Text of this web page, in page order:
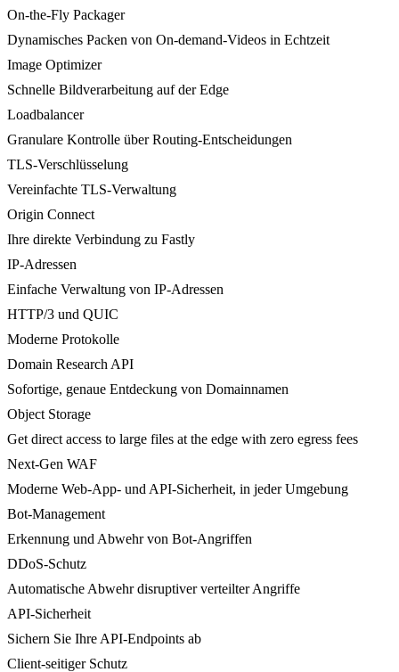
On-the-Fly Packager
Dynamisches Packen von On-demand-Videos in Echtzeit
Image Optimizer
Schnelle Bildverarbeitung auf der Edge
Loadbalancer
Granulare Kontrolle über Routing-Entscheidungen
TLS-Verschlüsselung
Vereinfachte TLS-Verwaltung
Origin Connect
Ihre direkte Verbindung zu Fastly
IP-Adressen
Einfache Verwaltung von IP-Adressen
HTTP/3 und QUIC
Moderne Protokolle
Domain Research API
Sofortige, genaue Entdeckung von Domainnamen
Object Storage
Get direct access to large files at the edge with zero egress fees
Next-Gen WAF
Moderne Web-App- und API-Sicherheit, in jeder Umgebung
Bot-Management
Erkennung und Abwehr von Bot-Angriffen
DDoS-Schutz
Automatische Abwehr disruptiver verteilter Angriffe
API-Sicherheit
Sichern Sie Ihre API-Endpoints ab
Client-seitiger Schutz